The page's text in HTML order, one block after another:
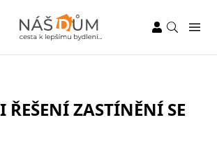
ŘEŠENÍ ZASTÍNĚNÍ SE